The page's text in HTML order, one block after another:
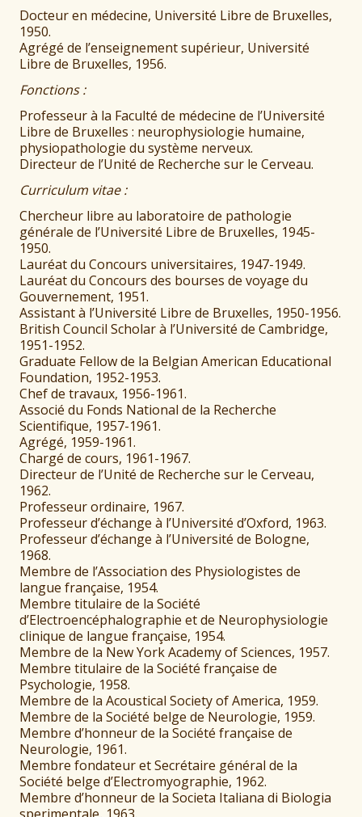
Docteur en médecine, Université Libre de Bruxelles,
1950.
Agrégé de l’enseignement supérieur, Université
Libre de Bruxelles, 1956.
Fonctions :
Professeur à la Faculté de médecine de l’Université
Libre de Bruxelles : neurophysiologie humaine,
physiopathologie du système nerveux.
Directeur de l’Unité de Recherche sur le Cerveau.
Curriculum vitae :
Chercheur libre au laboratoire de pathologie
générale de l’Université Libre de Bruxelles, 1945-
1950.
Lauréat du Concours universitaires, 1947-1949.
Lauréat du Concours des bourses de voyage du
Gouvernement, 1951.
Assistant à l’Université Libre de Bruxelles, 1950-1956.
British Council Scholar à l’Université de Cambridge,
1951-1952.
Graduate Fellow de la Belgian American Educational
Foundation, 1952-1953.
Chef de travaux, 1956-1961.
Associé du Fonds National de la Recherche
Scientifique, 1957-1961.
Agrégé, 1959-1961.
Chargé de cours, 1961-1967.
Directeur de l’Unité de Recherche sur le Cerveau,
1962.
Professeur ordinaire, 1967.
Professeur d’échange à l’Université d’Oxford, 1963.
Professeur d’échange à l’Université de Bologne,
1968.
Membre de l’Association des Physiologistes de
langue française, 1954.
Membre titulaire de la Société
d’Electroencéphalographie et de Neurophysiologie
clinique de langue française, 1954.
Membre de la New York Academy of Sciences, 1957.
Membre titulaire de la Société française de
Psychologie, 1958.
Membre de la Acoustical Society of America, 1959.
Membre de la Société belge de Neurologie, 1959.
Membre d’honneur de la Société française de
Neurologie, 1961.
Membre fondateur et Secrétaire général de la
Société belge d’Electromyographie, 1962.
Membre d’honneur de la Societa Italiana di Biologia